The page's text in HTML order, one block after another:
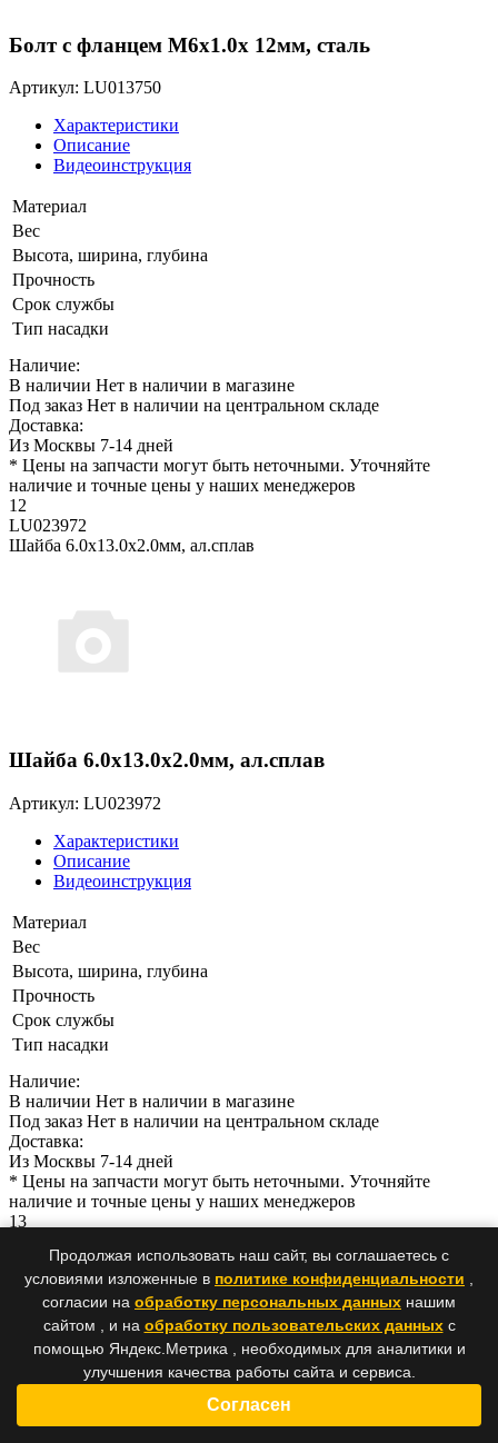
Болт с фланцем M6x1.0x 12мм, сталь
Артикул: LU013750
Характеристики
Описание
Видеоинструкция
Материал
Вес
Высота, ширина, глубина
Прочность
Срок службы
Тип насадки
Наличие:
В наличии Нет в наличии в магазине
Под заказ Нет в наличии на центральном складе
Доставка:
Из Москвы 7-14 дней
* Цены на запчасти могут быть неточными. Уточняйте
наличие и точные цены у наших менеджеров
12
LU023972
Шайба 6.0x13.0x2.0мм, ал.сплав
Шайба 6.0x13.0x2.0мм, ал.сплав
Артикул: LU023972
Характеристики
Описание
Видеоинструкция
Материал
Вес
Высота, ширина, глубина
Прочность
Срок службы
Тип насадки
Наличие:
В наличии Нет в наличии в магазине
Под заказ Нет в наличии на центральном складе
Доставка:
Из Москвы 7-14 дней
* Цены на запчасти могут быть неточными. Уточняйте
наличие и точные цены у наших менеджеров
13
Болт с фланцем M6х1.0х35мм , сталь
Продолжая использовать наш сайт, вы соглашаетесь с
условиями изложенные в политике конфиденциальности
согласии на обработку персональных данных нашим
сайтом , и на обработку пользовательских данныхс
помощью Яндекс.Метрика , необходимых для аналитики и
улучшения качества работы сайта и сервиса.
Согласен